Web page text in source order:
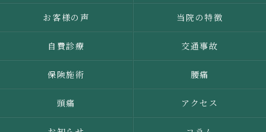
お客様の声 当院の特徴
自費診療 交通事故
保険施術 腰痛
頭痛 アクセス